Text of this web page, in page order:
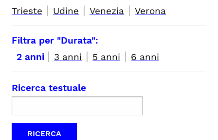
Trieste | Udine | Venezia | Verona
Filtra per "Durata":
2 anni | 3 anni | 5 anni | 6 anni
Ricerca testuale